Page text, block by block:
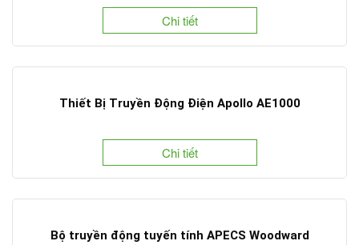
Chi tiết
Thiết Bị Truyền Động Điện Apollo AE1000
Chi tiết
Bộ truyền động tuyến tính APECS Woodward